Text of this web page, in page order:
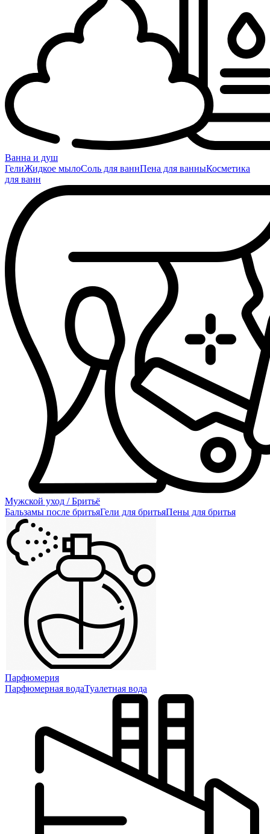
Ванна и душ
ГелиЖидкое мылоСоль для ваннПена для ванныКосметика
для ванн
Мужской уход / Бритьё
Бальзамы после бритьяГели для бритьяПены для бритья
Парфюмерия
Парфюмерная водаТуалетная вода